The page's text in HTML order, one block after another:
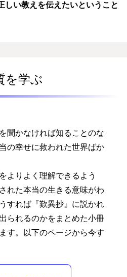
しい教えを伝えたいということ
を学ぶ
聞かなければ知ることのな
の幸せに救われた世界ばか
よりよく理解できるよう
れた本当の生きる意味がわ
すれば『歎異抄』に説かれ
られるのかをまとめた小冊
す。以下のページから今す